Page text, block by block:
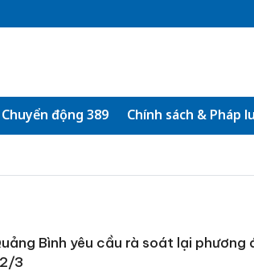
Chuyển động 389 Chính sách & Pháp
Bình yêu cầu rà soát lại phương
3